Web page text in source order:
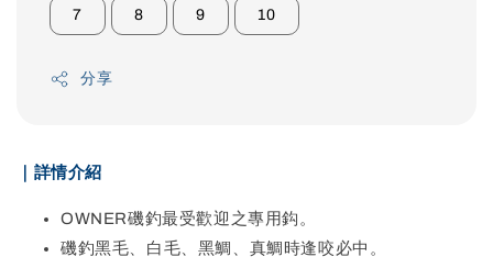
7 8 9 10
分享
｜詳情介紹
OWNER磯釣最受歡迎之專用鈎。
磯釣黑毛、白毛、黑鯛、真鯛時逢咬必中。